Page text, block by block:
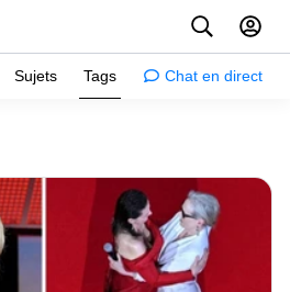
Sujets Tags Chat en direct